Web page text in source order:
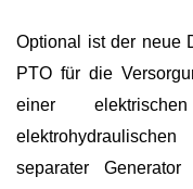
Optional ist der neue
PTO für die
einer
separater